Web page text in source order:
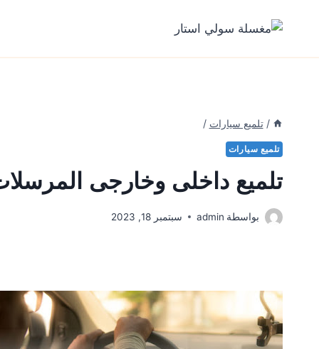
/ تلميع سيارات /
تلميع سيارات
تلميع داخلى وخارجى
بواسطة admin سبتمبر 18, 2023